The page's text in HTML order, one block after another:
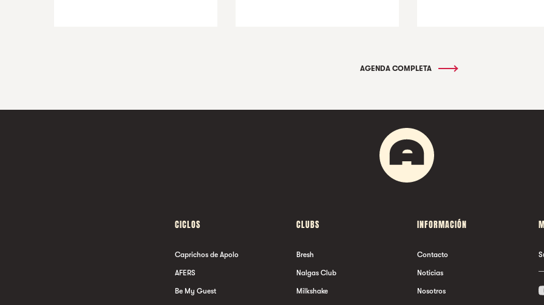
AGENDA COMPLETA
CICLOS
Caprichos de Apolo
AFERS
Be My Guest
CLUBS
Bresh
Nalgas Club
Milkshake
INFORMACIÓN
Contacto
Noticias
Nosotros